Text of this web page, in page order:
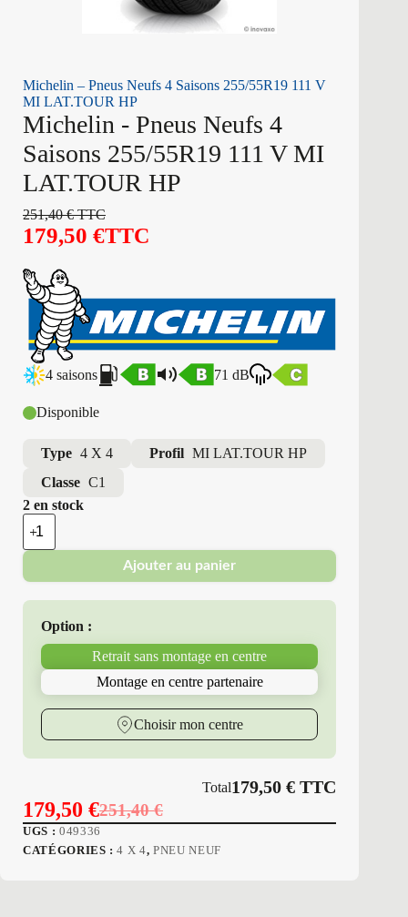
Michelin – Pneus Neufs 4 Saisons 255/55R19 111 V
MI LAT.TOUR HP
Michelin - Pneus Neufs 4
Saisons 255/55R19 111 V MI
LAT.TOUR HP
251,40€TTC
179,50 €TTC
4 saisons 71 dB
Disponible
Type 4 X 4 Profil MI LAT.TOUR HP
Classe C1
2 en stock
quantité
de
Michelin
Pneus
Neufs
Saisons
255/55R19
111
LAT.TOUR
Ajouter au panier
Option :
Retrait sans montage en centre
Montage en centre partenaire
Choisir mon centre
Total179,50€ TTC
251,40€
Le
prix
179,50 €
Le
prix
UGS : 049336
CATÉGORIES :4 X 4,PNEU NEUF